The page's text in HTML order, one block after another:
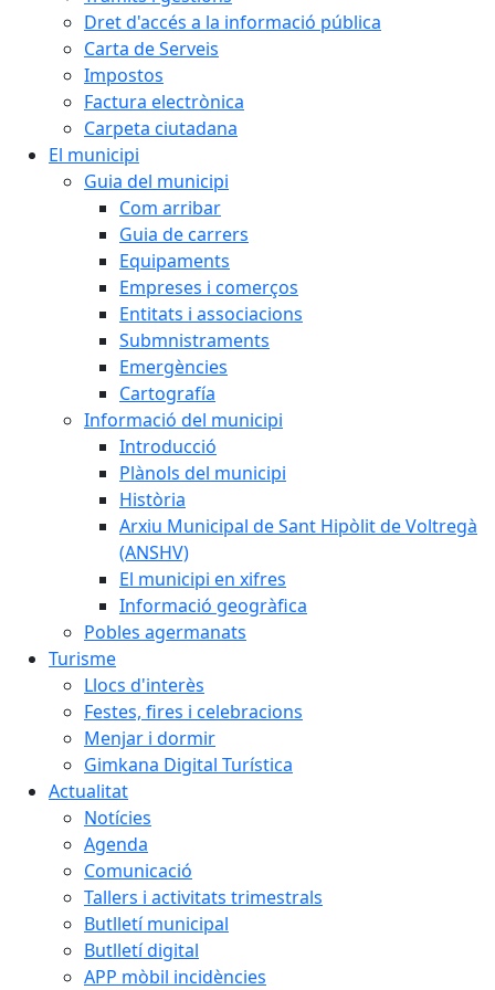
Dret d'accés a la informació pública
Carta de Serveis
Impostos
Factura electrònica
Carpeta ciutadana
El municipi
Guia del municipi
Com arribar
Guia de carrers
Equipaments
Empreses i comerços
Entitats i associacions
Submnistraments
Emergències
Cartografía
Informació del municipi
Introducció
Plànols del municipi
Història
Arxiu Municipal de Sant Hipòlit de Voltregà
(ANSHV)
El municipi en xifres
Informació geogràfica
Pobles agermanats
Turisme
Llocs d'interès
Festes, fires i celebracions
Menjar i dormir
Gimkana Digital Turística
Actualitat
Notícies
Agenda
Comunicació
Tallers i activitats trimestrals
Butlletí municipal
Butlletí digital
APP mòbil incidències